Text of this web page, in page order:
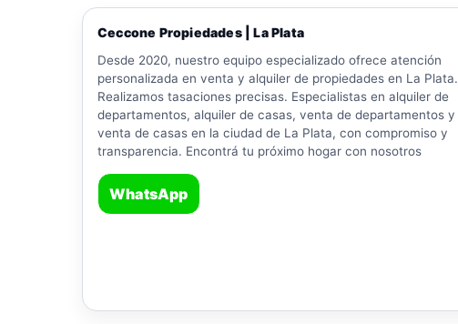
Ceccone Propiedades | La Plata
Desde 2020, nuestro equipo especializado ofrece atención
personalizada en venta y alquiler de propiedades en La Plata.
Realizamos tasaciones precisas. Especialistas en alquiler de
departamentos, alquiler de casas, venta de departamentos y
venta de casas en la ciudad de La Plata, con compromiso y
transparencia. Encontrá tu próximo hogar con nosotros
WhatsApp